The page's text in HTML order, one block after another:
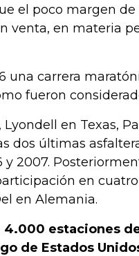
el poco margen
venta, en materia
una carrera
fueron
en Texas,
dos últimas
2007.
en
en Alemania.
estaciones
de Estados